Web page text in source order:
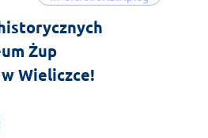
Żup
Wieliczce!